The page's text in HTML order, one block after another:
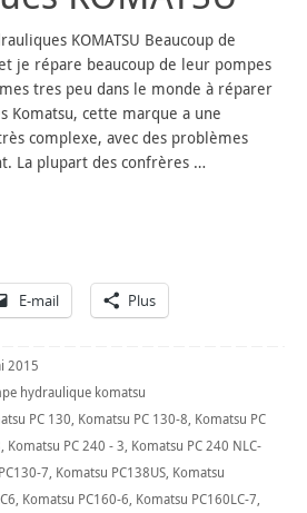
KOMATSU Beaucoup de
je répare beaucoup de leur pompes
tres peu dans le monde à réparer
Komatsu, cette marque a une
complexe, avec des problèmes
La plupart des confrères …
E-mail Plus
2015
hydraulique komatsu
PC 130, Komatsu PC 130-8, Komatsu PC
, Komatsu PC 240 - 3, Komatsu PC 240 NLC-
7, Komatsu PC138US, Komatsu
, Komatsu PC160-6, Komatsu PC160LC-7,